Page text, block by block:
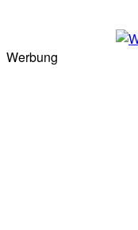
Werbung